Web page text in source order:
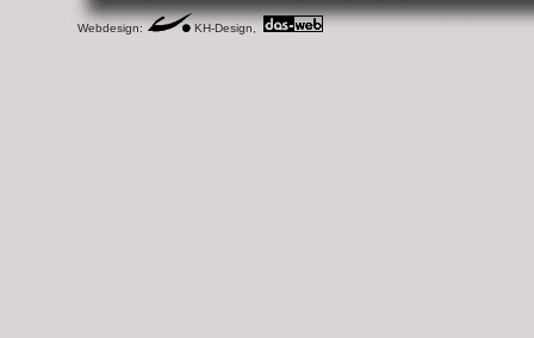
Webdesign: KH-Design,